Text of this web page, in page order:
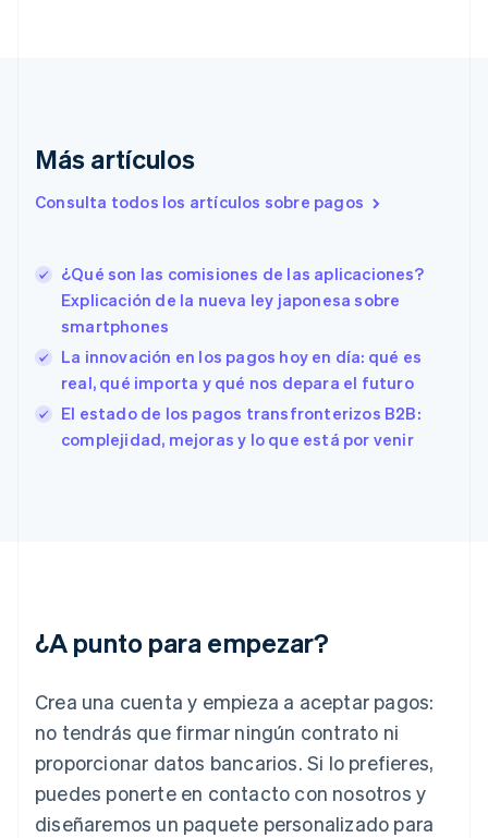
Más artículos
Consulta todos los artículos sobre pagos
¿Qué son las comisiones de las aplicaciones?
Explicación de la nueva ley japonesa sobre
smartphones
La innovación en los pagos hoy en día: qué es
real, qué importa y qué nos depara el futuro
El estado de los pagos transfronterizos B2B:
complejidad, mejoras y lo que está por venir
¿A punto para empezar?
Crea una cuenta y empieza a aceptar pagos:
no tendrás que firmar ningún contrato ni
proporcionar datos bancarios. Si lo prefieres,
puedes ponerte en contacto con nosotros y
diseñaremos un paquete personalizado para
Emiratos Árabes Unidos
Eslovaquia
EnglishItaliano
España
Español
Estados Unidos
EnglishEspañol简体中文
Estonia
Finlandia
EnglishSvenska
India
English
Italia
ItalianoEnglish
Japón
日本語 English
Letonia